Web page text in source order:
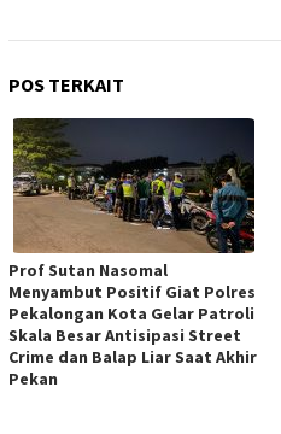
POS TERKAIT
Prof Sutan Nasomal
Menyambut Positif Giat Polres
Pekalongan Kota Gelar Patroli
Skala Besar Antisipasi Street
Crime dan Balap Liar Saat Akhir
Pekan